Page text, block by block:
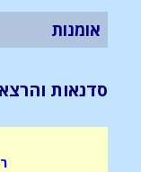
אומנות
סדנאות